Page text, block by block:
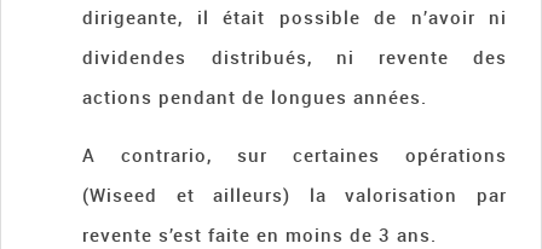
dirigeante, il était possible de n’avoir ni
dividendes distribués, ni revente des
actions pendant de longues années.
A contrario, sur certaines opérations
(Wiseed et ailleurs) la valorisation par
revente s’est faite en moins de 3 ans.